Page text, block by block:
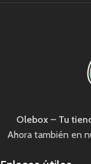
Olebox – Tu
Ahora también en